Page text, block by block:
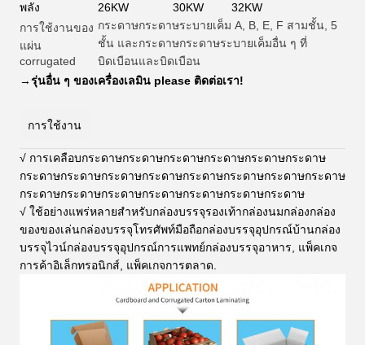
พลัง
26KW 30KW
32KW
การใช้งานของ
แผ่น
corrugated
กระดาษกระดาษระบายเค็ม A, B, E, F สามชั้น, 5
ชั้น และกระดาษกระดาษระบายเค็มอื่น ๆ ที่
บิดเบือนและบิดเบือน
→รุ่นอื่น ๆ ของเครื่องเลมิน please ติดต่อเรา!
การใช้งาน
√ การเคลือบกระดาษกระดาษกระดาษกระดาษกระดาษกระดาษ
กระดาษกระดาษกระดาษกระดาษกระดาษกระดาษกระดาษกระดาษ
กระดาษกระดาษกระดาษกระดาษกระดาษกระดาษกระดาษ
√ ใช้อย่างแพร่หลายสําหรับกล่องบรรจุรองเท้ากล่องนมกล่องกล่อง
ของของเล่นกล่องบรรจุโทรศัพท์มือถือกล่องบรรจุอุปกรณ์บ้านกล่อง
บรรจุไวน์กล่องบรรจุอุปกรณ์การแพทย์กล่องบรรจุอาหาร, แพ็คเกจ
การค้าอิเล็กทรอนิกส์, แพ็คเกจการตลาด